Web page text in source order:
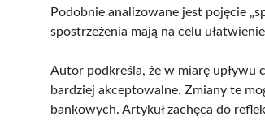
Podobnie analizowane jest pojęcie
spostrzeżenia mają na celu
Autor podkreśla, że w miarę upływu
bardziej akceptowalne. Zmiany te
bankowych. Artykuł zachęca do